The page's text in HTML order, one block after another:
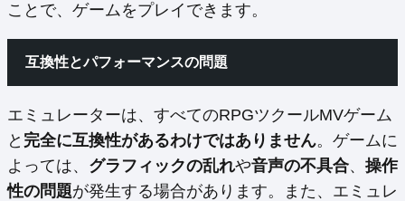
ことで、ゲームをプレイできます。
互換性とパフォーマンスの問題
エミュレーターは、すべてのRPGツクールMVゲーム
と 完全に互換性があるわけではありません。ゲームに
よっては、 グラフィックの乱れや音声の不具合、 操作
性の問題が発生する場合があります。また、エミュレ